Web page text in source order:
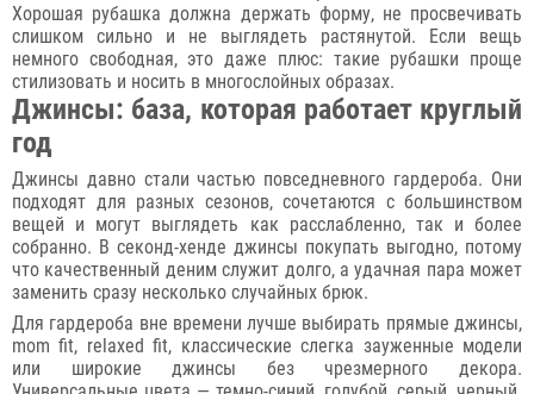
Хорошая рубашка должна держать форму, не просвечивать
слишком сильно и не выглядеть растянутой. Если вещь
немного свободная, это даже плюс: такие рубашки проще
стилизовать и носить в многослойных образах.
Джинсы: база, которая работает круглый
год
Джинсы давно стали частью повседневного гардероба. Они
подходят для разных сезонов, сочетаются с большинством
вещей и могут выглядеть как расслабленно, так и более
собранно. В секонд-хенде джинсы покупать выгодно, потому
что качественный деним служит долго, а удачная пара может
заменить сразу несколько случайных брюк.
Для гардероба вне времени лучше выбирать прямые джинсы,
mom fit, relaxed fit, классические слегка зауженные модели
или широкие джинсы без чрезмерного декора.